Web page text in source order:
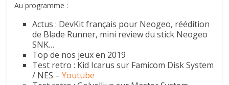
Au programme :
Actus : DevKit français pour Neogeo, réédition
de Blade Runner, mini review du stick Neogeo
SNK…
Top de nos jeux en 2019
Test retro : Kid Icarus sur Famicom Disk System
/ NES –Youtube